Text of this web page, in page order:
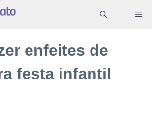
enfeites de
festa infantil